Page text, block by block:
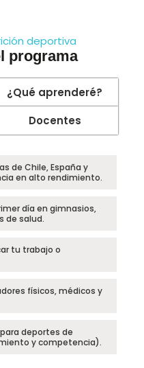
deportiva
programa
¿Qué aprenderé?
Docentes
de Chile, España y
en alto rendimiento.
día en gimnasios,
de salud.
tu trabajo o
físicos, médicos y
deportes de
y competencia).